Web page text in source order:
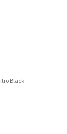
Black